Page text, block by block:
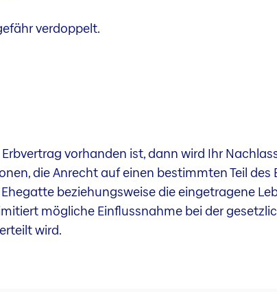
verdoppelt.
vorhanden ist, dann wird Ihr
die Anrecht auf einen bestimmten Teil des
beziehungsweise die eingetragene
mögliche Einflussnahme bei der
wird.